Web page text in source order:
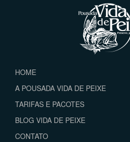
HOME
A POUSADA VIDA DE PEIXE
TARIFAS E PACOTES
BLOG VIDA DE PEIXE
CONTATO